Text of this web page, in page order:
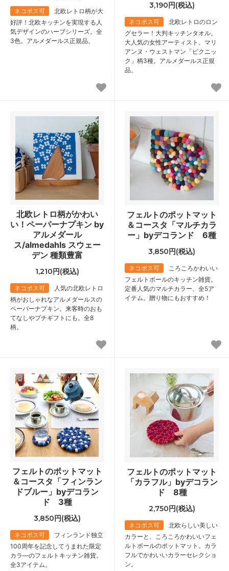
ネコポス可
北欧レトロ柄が大
好評！北欧キッチンを実現する人
気デザインのハーブシリーズ。全
3色。アルメダールス正規品。
3,190円(税込)
ネコポス可
北欧レトロのロン
グセラー！大判キッチンタオル。
大人気の女性アーティスト、マリ
アンヌ・ウェストマン「ピクニッ
ク」柄3種。アルメダールス正規
品。
北欧レトロ柄がかわい
い！ペーパーナプキン by
アルメダール
ス/almedahls スウェー
デン 種類豊富
1,210円(税込)
ネコポス可
人気の北欧レトロ
柄がおしゃれなアルメダールスの
ペーパーナプキン。来客時のおも
てなしやプチギフトにも。全8
柄。
フェルトのポットマット
＆コースタ「マルチカラ
ー」byデコランド 6種
3,850円(税込)
ネコポス可
ころころかわいい
フェルトボールのキッチン雑貨。
定番人気のマルチカラー、全5ア
イテム。贈り物にもおすすめ！
フェルトのポットマット
＆コースタ「フィンラン
ドブルー」byデコラン
ド 3種
3,850円(税込)
ネコポス可
フィンランド独立
100周年を記念してうまれた限定
カラ―のフェルトキッチン雑貨。
全3アイテム。
フェルトのポットマット
「カラフル」byデコラン
ド 8種
2,750円(税込)
ネコポス可
北欧らしい美しい
カラーと、ころころかわいいフェ
ルトボールのポットマット。カラ
フルでかわいいカラーセレクショ
ン。